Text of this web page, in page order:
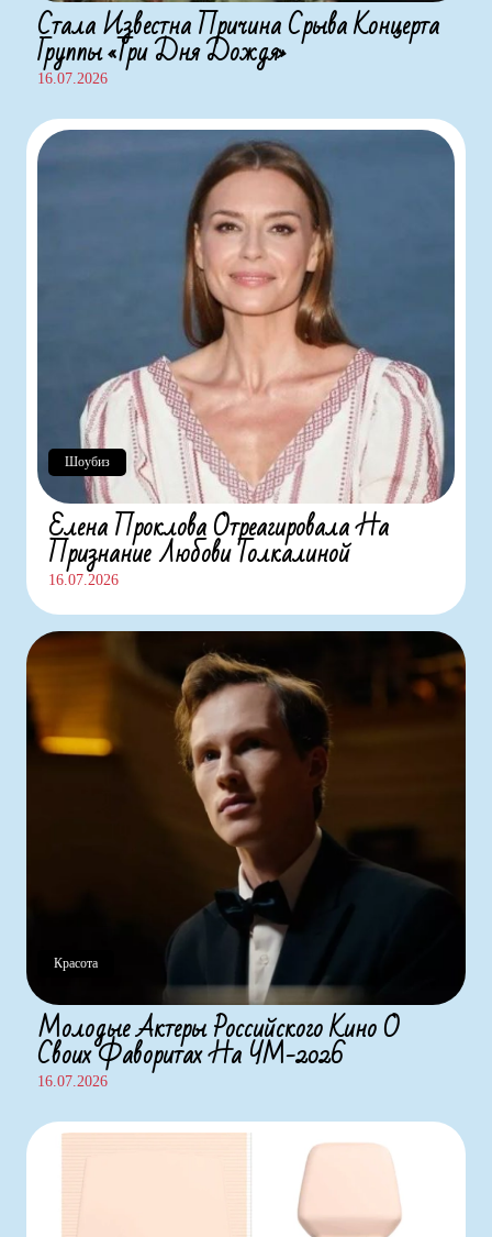
Стала Известна Причина Срыва Концерта
Группы «Три Дня Дождя»
16.07.2026
Елена Проклова Отреагировала На
Признание Любови Толкалиной
16.07.2026
Шоубиз
Красота
Молодые Актеры Российского Кино О
Своих Фаворитах На ЧМ-2026
16.07.2026